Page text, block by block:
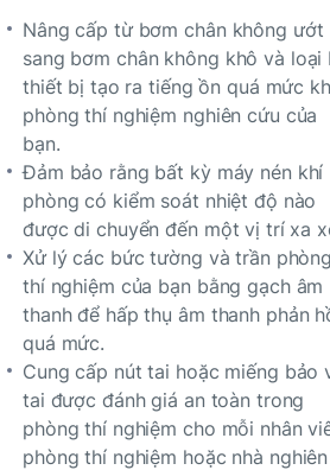
Nâng cấp từ bơm chân không ướt
sang bơm chân không khô và loại
thiết bị tạo ra tiếng ồn quá mức
phòng thí nghiệm nghiên cứu của
bạn.
Đảm bảo rằng bất kỳ máy nén khí
phòng có kiểm soát nhiệt độ nào
được di chuyển đến một vị trí xa
Xử lý các bức tường và trần phòng
thí nghiệm của bạn bằng gạch âm
thanh để hấp thụ âm thanh phản
quá mức.
Cung cấp nút tai hoặc miếng bảo
tai được đánh giá an toàn trong
phòng thí nghiệm cho mỗi nhân
phòng thí nghiệm hoặc nhà nghiên